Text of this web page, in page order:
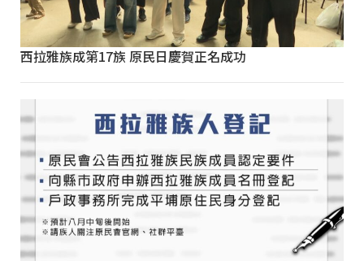
西拉雅族成第17族 原民日慶賀正名成功